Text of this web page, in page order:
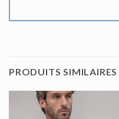
PRODUITS SIMILAIRES